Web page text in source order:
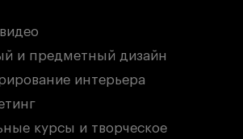
и предметный дизайн
интерьера
курсы и творческое